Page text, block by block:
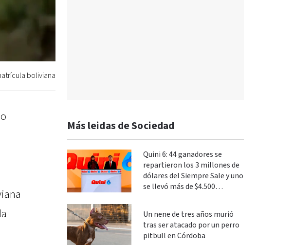
boliviana
Más leidas de Sociedad
Quini 6: 44 ganadores se
repartieron los 3 millones de
dólares del Siempre Sale y uno
se llevó más de $4.500
Un nene de tres años murió
tras ser atacado por un perro
pitbull en Córdoba